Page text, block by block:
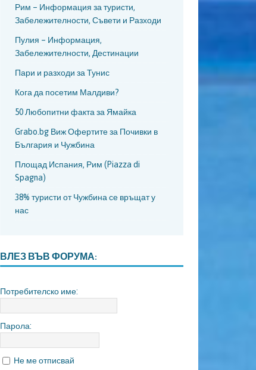
Рим – Информация за туристи,
Забележителности, Съвети и Разходи
Пулия – Информация,
Забележителности, Дестинации
Пари и разходи за Тунис
Кога да посетим Малдиви?
50 Любопитни факта за Ямайка
Grabo.bg Виж Офертите за Почивки в
България и Чужбина
Площад Испания, Рим (Piazza di
Spagna)
38% туристи от Чужбина се връщат у
нас
ВЛЕЗ ВЪВ ФОРУМА:
Потребителско име:
Парола:
Не ме отписвай